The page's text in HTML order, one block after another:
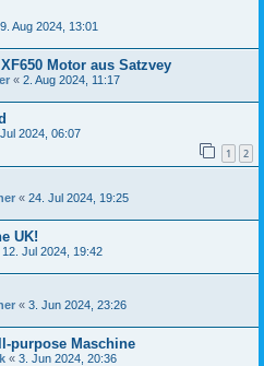
Aug 2024, 13:01
Motor aus Satzvey
« 2. Aug 2024, 11:17
2024, 06:07
1 2
« 24. Jul 2024, 19:25
UK!
12. Jul 2024, 19:42
« 3. Jun 2024, 23:26
purpose Maschine
« 3. Jun 2024, 20:36